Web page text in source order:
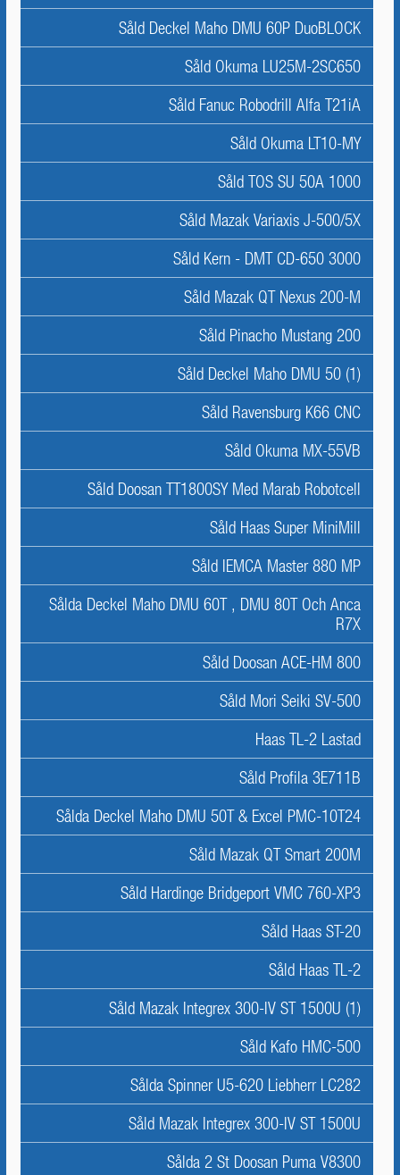
Såld Deckel Maho DMU 60P DuoBLOCK
Såld Okuma LU25M-2SC650
Såld Fanuc Robodrill Alfa T21iA
Såld Okuma LT10-MY
Såld TOS SU 50A 1000
Såld Mazak Variaxis J-500/5X
Såld Kern - DMT CD-650 3000
Såld Mazak QT Nexus 200-M
Såld Pinacho Mustang 200
Såld Deckel Maho DMU 50 (1)
Såld Ravensburg K66 CNC
Såld Okuma MX-55VB
Såld Doosan TT1800SY Med Marab Robotcell
Såld Haas Super MiniMill
Såld IEMCA Master 880 MP
Sålda Deckel Maho DMU 60T , DMU 80T Och Anca
R7X
Såld Doosan ACE-HM 800
Såld Mori Seiki SV-500
Haas TL-2 Lastad
Såld Profila 3E711B
Sålda Deckel Maho DMU 50T & Excel PMC-10T24
Såld Mazak QT Smart 200M
Såld Hardinge Bridgeport VMC 760-XP3
Såld Haas ST-20
Såld Haas TL-2
Såld Mazak Integrex 300-IV ST 1500U (1)
Såld Kafo HMC-500
Sålda Spinner U5-620 Liebherr LC282
Såld Mazak Integrex 300-IV ST 1500U
Sålda 2 St Doosan Puma V8300